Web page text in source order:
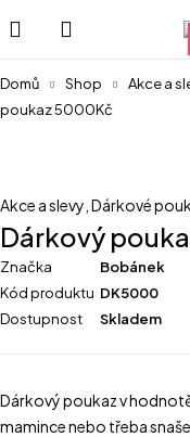
Domů Shop Akce a
poukaz 5000Kč
Akce a slevy Dárkové
Dárkový
Značka
Bobánek
Kód produktu DK5000
Dostupnost
Skladem
Dárkový poukaz v
mamince nebo třeba